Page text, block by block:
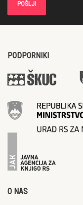
PODPORNIKI
O NAS